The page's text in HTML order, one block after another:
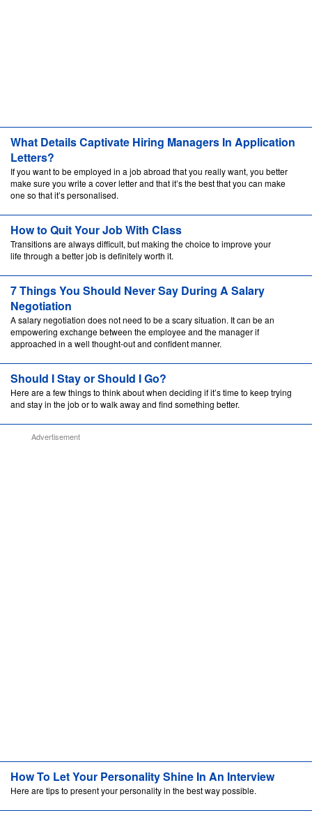
What Details Captivate Hiring Managers In Application
Letters?
If you want to be employed in a job abroad that you really want, you better
make sure you write a cover letter and that it’s the best that you can make
one so that it’s personalised.
How to Quit Your Job With Class
Transitions are always difficult, but making the choice to improve your
life through a better job is definitely worth it.
7 Things You Should Never Say During A Salary
Negotiation
A salary negotiation does not need to be a scary situation. It can be an
empowering exchange between the employee and the manager if
approached in a well thought-out and confident manner.
Should I Stay or Should I Go?
Here are a few things to think about when deciding if it’s time to keep trying
and stay in the job or to walk away and find something better.
Advertisement
How To Let Your Personality Shine In An Interview
Here are tips to present your personality in the best way possible.